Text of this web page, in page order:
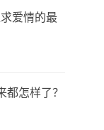
爱情的最
怎样了？